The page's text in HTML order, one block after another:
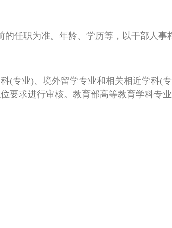
任职为准。年龄、学历等，以干部人事
(专业)、境外留学专业和相关相近学科(专
要求进行审核。教育部高等教育学科专